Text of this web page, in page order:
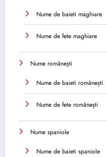
Nume de baieti maghiare
Nume de fete maghiare
Nume românești
Nume de baieti românești
Nume de fete românești
Nume spaniole
Nume de baieti spaniole